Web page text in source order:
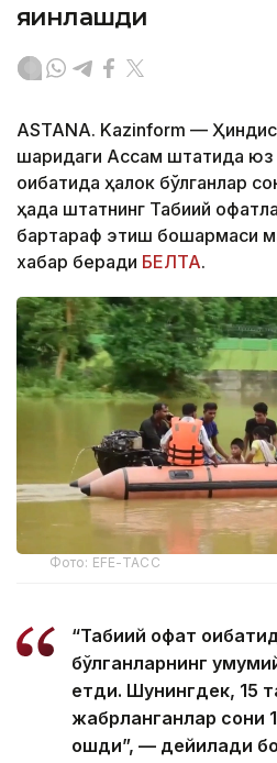
яқинлашди
ASTANA. Kazinform —
шарқидаги Ассам штатида юз
оқибатида ҳалок бўлганлар
ҳақда штатнинг Табиий
бартараф этиш бошқармаси
хабар беради БЕЛТА.
Фото: EFE-ТАСС
“Табиий офат
бўлганларнинг
етди. Шунингдек, 15
жабрланганлар сони
ошди”, — дейилади